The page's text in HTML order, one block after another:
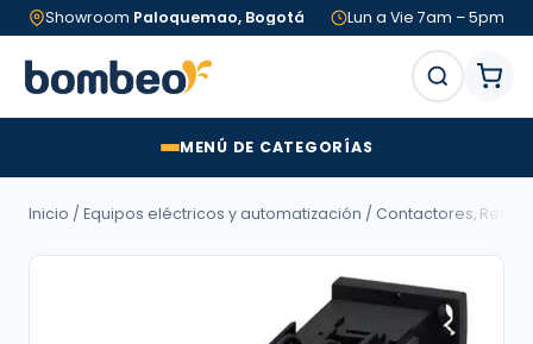
Showroom Paloquemao, Bogotá Lun a Vie 7am – 5pm
MENÚ DE CATEGORÍAS
Inicio / Equipos eléctricos y automatización / Contactores, Relés